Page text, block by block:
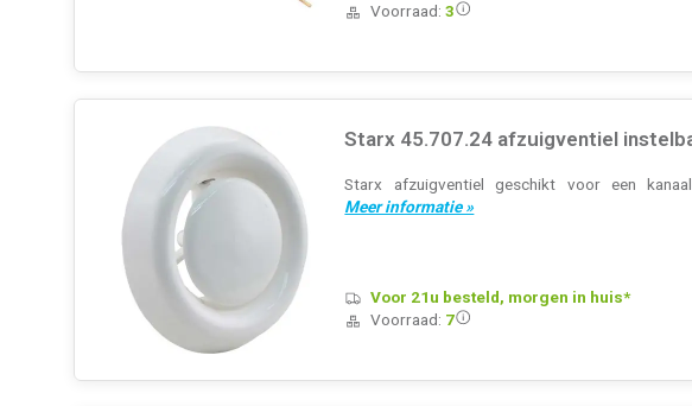
Voorraad: 3
Starx 45.707.24 afzuigventiel
Starx afzuigventiel geschikt voor een
Meer informatie »
Voor 21u besteld, morgen in huis*
Voorraad: 7